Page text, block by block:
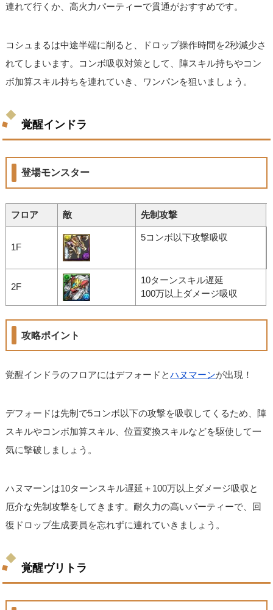
連れて行くか、高火力パーティーで貫通がおすすめです。
コシュまるは中途半端に削ると、ドロップ操作時間を2秒減少さ
れてしまいます。コンボ吸収対策として、陣スキル持ちやコン
ボ加算スキル持ちを連れていき、ワンパンを狙いましょう。
覚醒インドラ
登場モンスター
フロア 敵 先制攻撃
1F
5コンボ以下攻撃吸収
2F
10ターンスキル遅延
100万以上ダメージ吸収
攻略ポイント
覚醒インドラのフロアにはデフォードとハヌマーンが出現！
デフォードは先制で5コンボ以下の攻撃を吸収してくるため、陣
スキルやコンボ加算スキル、位置変換スキルなどを駆使して一
気に撃破しましょう。
ハヌマーンは10ターンスキル遅延＋100万以上ダメージ吸収と
厄介な先制攻撃をしてきます。耐久力の高いパーティーで、回
復ドロップ生成要員を忘れずに連れていきましょう。
覚醒ヴリトラ